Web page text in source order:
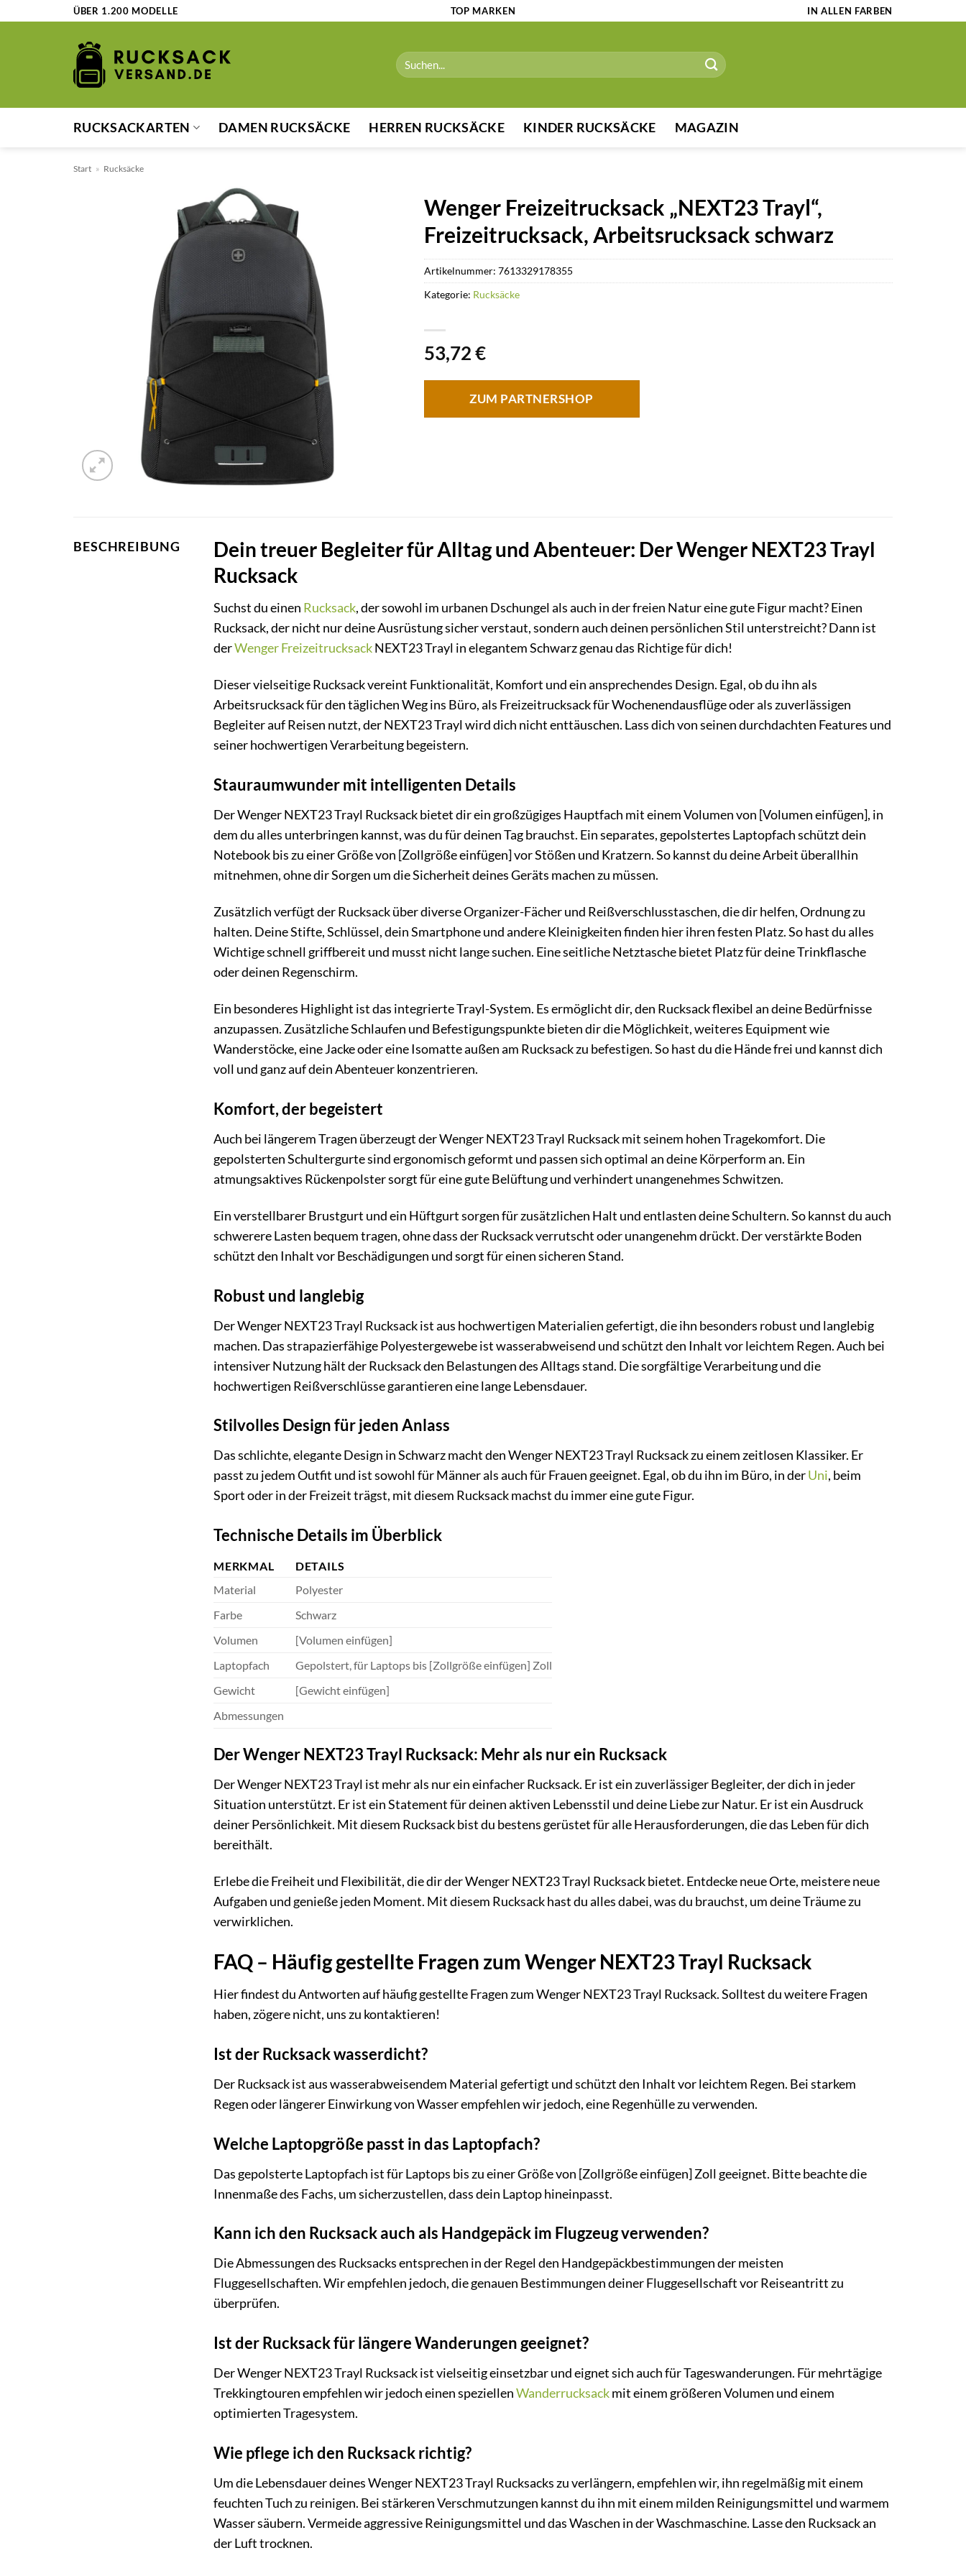
ÜBER 1.200 MODELLE TOP MARKEN IN ALLEN FARBEN
Suchen
nach:
RUCKSACKARTEN DAMEN RUCKSÄCKE HERREN RUCKSÄCKE KINDER RUCKSÄCKE MAGAZIN
Start » Rucksäcke
Wenger Freizeitrucksack „NEXT23 Trayl“,
Freizeitrucksack, Arbeitsrucksack schwarz
53,72€
ZUM PARTNERSHOP
Artikelnummer: 7613329178355
Kategorie: Rucksäcke
BESCHREIBUNG
Dein treuer Begleiter für Alltag und Abenteuer: Der Wenger NEXT23 Trayl
Rucksack
Suchst du einen Rucksack, der sowohl im urbanen Dschungel als auch in der freien Natur eine gute Figur macht? Einen
Rucksack, der nicht nur deine Ausrüstung sicher verstaut, sondern auch deinen persönlichen Stil unterstreicht? Dann ist
derWengerFreizeitrucksackNEXT23 Trayl in elegantem Schwarz genau das Richtige für dich!
Dieser vielseitige Rucksack vereint Funktionalität, Komfort und ein ansprechendes Design. Egal, ob du ihn als
Arbeitsrucksack für den täglichen Weg ins Büro, als Freizeitrucksack für Wochenendausflüge oder als zuverlässigen
Begleiter auf Reisen nutzt, der NEXT23 Trayl wird dich nicht enttäuschen. Lass dich von seinen durchdachten Features und
seiner hochwertigen Verarbeitung begeistern.
Stauraumwunder mit intelligenten Details
Der Wenger NEXT23 Trayl Rucksack bietet dir ein großzügiges Hauptfach mit einem Volumen von [Volumen einfügen], in
dem du alles unterbringen kannst, was du für deinen Tag brauchst. Ein separates, gepolstertes Laptopfach schützt dein
Notebook bis zu einer Größe von [Zollgröße einfügen] vor Stößen und Kratzern. So kannst du deine Arbeit überallhin
mitnehmen, ohne dir Sorgen um die Sicherheit deines Geräts machen zu müssen.
Zusätzlich verfügt der Rucksack über diverse Organizer-Fächer und Reißverschlusstaschen, die dir helfen, Ordnung zu
halten. Deine Stifte, Schlüssel, dein Smartphone und andere Kleinigkeiten finden hier ihren festen Platz. So hast du alles
Wichtige schnell griffbereit und musst nicht lange suchen. Eine seitliche Netztasche bietet Platz für deine Trinkflasche
oder deinen Regenschirm.
Ein besonderes Highlight ist das integrierte Trayl-System. Es ermöglicht dir, den Rucksack flexibel an deine Bedürfnisse
anzupassen. Zusätzliche Schlaufen und Befestigungspunkte bieten dir die Möglichkeit, weiteres Equipment wie
Wanderstöcke, eine Jacke oder eine Isomatte außen am Rucksack zu befestigen. So hast du die Hände frei und kannst dich
voll und ganz auf dein Abenteuer konzentrieren.
Komfort, der begeistert
Auch bei längerem Tragen überzeugt der Wenger NEXT23 Trayl Rucksack mit seinem hohen Tragekomfort. Die
gepolsterten Schultergurte sind ergonomisch geformt und passen sich optimal an deine Körperform an. Ein
atmungsaktives Rückenpolster sorgt für eine gute Belüftung und verhindert unangenehmes Schwitzen.
Ein verstellbarer Brustgurt und ein Hüftgurt sorgen für zusätzlichen Halt und entlasten deine Schultern. So kannst du auch
schwerere Lasten bequem tragen, ohne dass der Rucksack verrutscht oder unangenehm drückt. Der verstärkte Boden
schützt den Inhalt vor Beschädigungen und sorgt für einen sicheren Stand.
Robust und langlebig
Der Wenger NEXT23 Trayl Rucksack ist aus hochwertigen Materialien gefertigt, die ihn besonders robust und langlebig
machen. Das strapazierfähige Polyestergewebe ist wasserabweisend und schützt den Inhalt vor leichtem Regen. Auch bei
intensiver Nutzung hält der Rucksack den Belastungen des Alltags stand. Die sorgfältige Verarbeitung und die
hochwertigen Reißverschlüsse garantieren eine lange Lebensdauer.
Stilvolles Design für jeden Anlass
Das schlichte, elegante Design in Schwarz macht den Wenger NEXT23 Trayl Rucksack zu einem zeitlosen Klassiker. Er
passt zu jedem Outfit und ist sowohl für Männer als auch für Frauen geeignet. Egal, ob du ihn im Büro, in derUni, beim
Sport oder in der Freizeit trägst, mit diesem Rucksack machst du immer eine gute Figur.
Technische Details im Überblick
MERKMAL
DETAILS
Material
Polyester
Farbe
Schwarz
Volumen
[Volumen einfügen]
Laptopfach
Gepolstert, für Laptops bis [Zollgröße einfügen] Zoll
Gewicht
[Gewicht einfügen]
Abmessungen
Der Wenger NEXT23 Trayl Rucksack: Mehr als nur ein Rucksack
Der Wenger NEXT23 Trayl ist mehr als nur ein einfacher Rucksack. Er ist ein zuverlässiger Begleiter, der dich in jeder
Situation unterstützt. Er ist ein Statement für deinen aktiven Lebensstil und deine Liebe zur Natur. Er ist ein Ausdruck
deiner Persönlichkeit. Mit diesem Rucksack bist du bestens gerüstet für alle Herausforderungen, die das Leben für dich
bereithält.
Erlebe die Freiheit und Flexibilität, die dir der Wenger NEXT23 Trayl Rucksack bietet. Entdecke neue Orte, meistere neue
Aufgaben und genieße jeden Moment. Mit diesem Rucksack hast du alles dabei, was du brauchst, um deine Träume zu
verwirklichen.
FAQ – Häufig gestellte Fragen zum Wenger NEXT23 Trayl Rucksack
Hier findest du Antworten auf häufig gestellte Fragen zum Wenger NEXT23 Trayl Rucksack. Solltest du weitere Fragen
haben, zögere nicht, uns zu kontaktieren!
Ist der Rucksack wasserdicht?
Der Rucksack ist aus wasserabweisendem Material gefertigt und schützt den Inhalt vor leichtem Regen. Bei starkem
Regen oder längerer Einwirkung von Wasser empfehlen wir jedoch, eine Regenhülle zu verwenden.
Welche Laptopgröße passt in das Laptopfach?
Das gepolsterte Laptopfach ist für Laptops bis zu einer Größe von [Zollgröße einfügen] Zoll geeignet. Bitte beachte die
Innenmaße des Fachs, um sicherzustellen, dass dein Laptop hineinpasst.
Kann ich den Rucksack auch als Handgepäck im Flugzeug verwenden?
Die Abmessungen des Rucksacks entsprechen in der Regel den Handgepäckbestimmungen der meisten
Fluggesellschaften. Wir empfehlen jedoch, die genauen Bestimmungen deiner Fluggesellschaft vor Reiseantritt zu
überprüfen.
Ist der Rucksack für längere Wanderungen geeignet?
Der Wenger NEXT23 Trayl Rucksack ist vielseitig einsetzbar und eignet sich auch für Tageswanderungen. Für mehrtägige
Trekkingtouren empfehlen wir jedoch einen speziellenWanderrucksackmit einem größeren Volumen und einem
optimierten Tragesystem.
Wie pflege ich den Rucksack richtig?
Um die Lebensdauer deines Wenger NEXT23 Trayl Rucksacks zu verlängern, empfehlen wir, ihn regelmäßig mit einem
feuchten Tuch zu reinigen. Bei stärkeren Verschmutzungen kannst du ihn mit einem milden Reinigungsmittel und warmem
Wasser säubern. Vermeide aggressive Reinigungsmittel und das Waschen in der Waschmaschine. Lasse den Rucksack an
der Luft trocknen.